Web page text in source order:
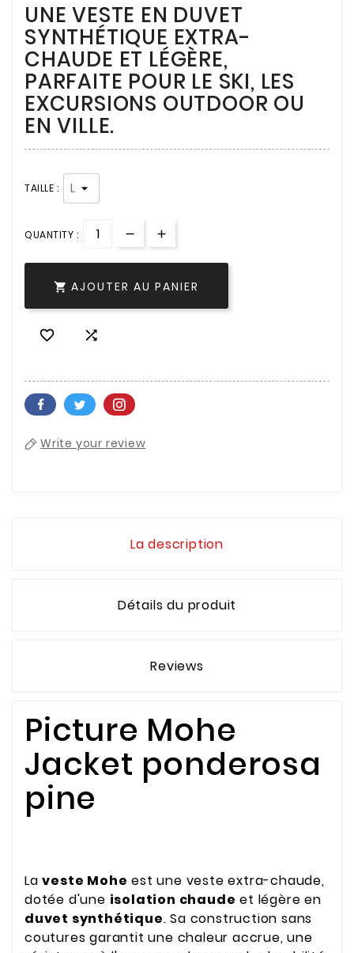
UNE VESTE EN DUVET
SYNTHÉTIQUE EXTRA-
CHAUDE ET LÉGÈRE,
PARFAITE POUR LE SKI, LES
EXCURSIONS OUTDOOR OU
EN VILLE.
TAILLE :
QUANTITY :
 AJOUTER AU PANIER
 
Write your review
La description
Détails du produit
Reviews
Picture Mohe
Jacket ponderosa
pine
Laveste Mohe est une veste extra-chaude,
dotée d'une isolation chaude et légère en
duvet synthétique. Sa construction sans
coutures garantit une chaleur accrue, une